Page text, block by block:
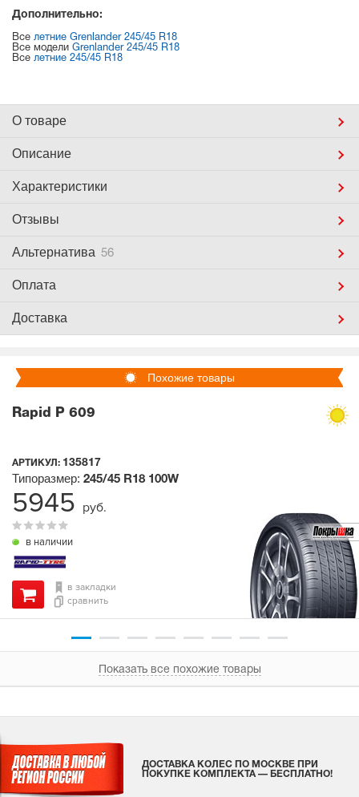
Дополнительно:
Все летние Grenlander 245/45 R18
Все модели Grenlander 245/45 R18
Все летние 245/45 R18
О товаре
Описание
Характеристики
Отзывы
Альтернатива 56
Оплата
Доставка
Похожие товары
Rapid P 609
АРТИКУЛ: 135817
в наличии
Типоразмер: 245/45 R18 100W
в закладки
сравнить
5945 руб.
Показать все похожие товары
ДОСТАВКА КОЛЕС ПО МОСКВЕ ПРИ
ПОКУПКЕ КОМПЛЕКТА — БЕСПЛАТНО!